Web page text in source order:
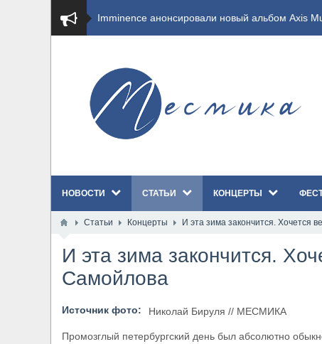
​Imminence анонсировали новый альбом Axis
GHOST возвращаются на большие экраны с
​Summer Breeze Open Air 2026 полностью
ANTHRAX представили новый сингл и
​Wacken Open Air 2027 объявил новую волну
НОВОСТИ СТАТЬИ КОНЦЕРТЫ
Статьи Концерты И эта зима закончится. Хочется
И эта зима закончится.
Самойлова
Источник фото: Николай Бируля // МЕСМИКА
Промозглый петербургский день был абсолютно